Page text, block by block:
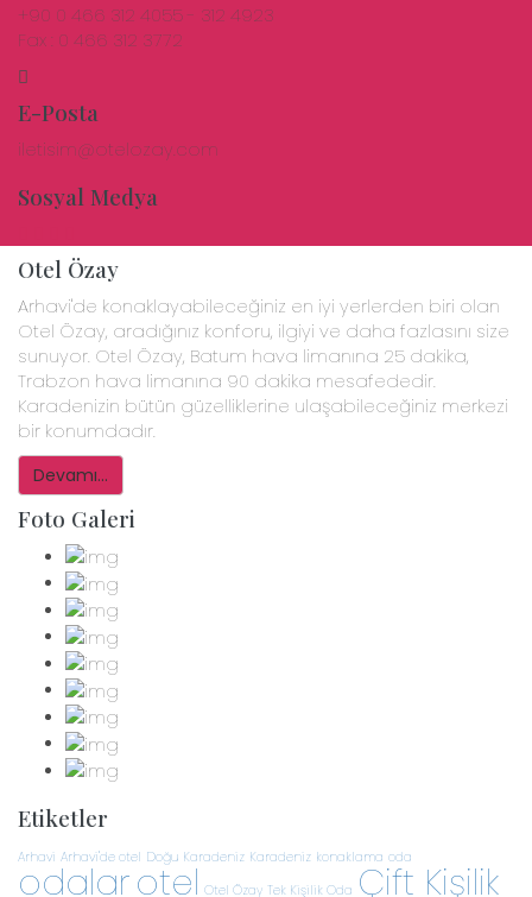
+90 0 466 312 4055 - 312 4923
Fax : 0 466 312 3772
E-Posta
iletisim@otelozay.com
Sosyal Medya
Otel Özay
Arhavi'de konaklayabileceğiniz en iyi yerlerden biri olan
Otel Özay, aradığınız konforu, ilgiyi ve daha fazlasını size
sunuyor. Otel Özay, Batum hava limanına 25 dakika,
Trabzon hava limanına 90 dakika mesafededir.
Karadenizin bütün güzelliklerine ulaşabileceğiniz merkezi
bir konumdadır.
Devamı...
Foto Galeri
Etiketler
Arhavi Arhavi'de otel Doğu Karadeniz Karadeniz konaklama oda
odalarotel Otel Özay Tek Kişilik Oda Çift Kişilik